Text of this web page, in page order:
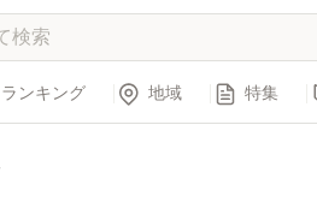
ランキング 地域 特集